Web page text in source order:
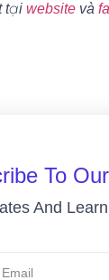
tại website và
To
And